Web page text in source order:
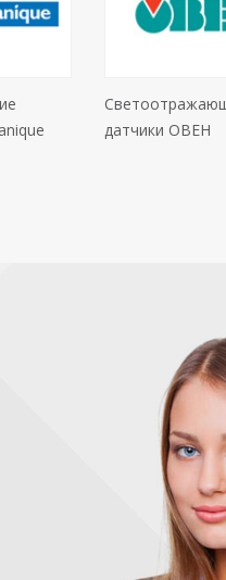
датчики ОВЕН